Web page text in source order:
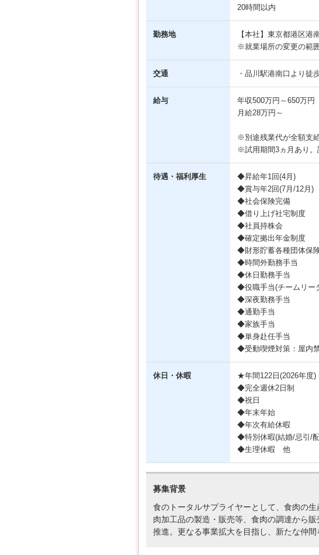
20時間以内
勤務地
【本社】東京都港区港
※就業場所の変更の範
交通 ・品川駅港南口より徒
給与
年収500万円～650万円
月給28万円～
※別途残業代が全額支
※試用期間3ヵ月あり。
待遇・福利厚生
◆昇給年1回(4月)
◆賞与年2回(7月/12月)
◆社会保険完備
◆借り上げ社宅制度
◆社員持株会
◆確定拠出年金制度
◆財形貯蓄各種団体保
◆時間外勤務手当
◆休日勤務手当
◆役職手当(チームリー
◆深夜勤務手当
◆通勤手当
◆家族手当
◆単身赴任手当
◆受動喫煙対策：屋内
休日・休暇
★年間122日(2026年度)
◆完全週休2日制
◆祝日
◆年末年始
◆年次有給休暇
◆特別休暇(結婚/忌引/
◆生理休暇 他
募集背景
食のトータルサプライヤーとして、食肉の
肉加工品の製造・販売等、食肉の調達から
推進。更なる事業拡大を目指し、新たな仲間